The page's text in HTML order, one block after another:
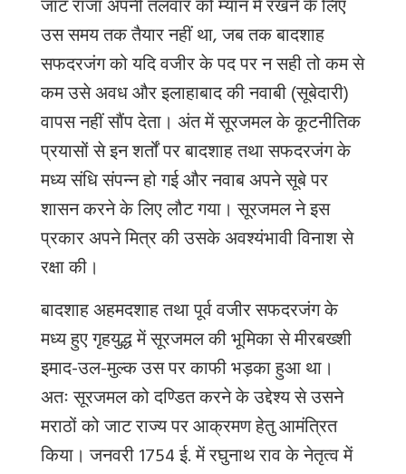
जाट राजा अपनी तलवार को म्यान में रखने के लिए
उस समय तक तैयार नहीं था, जब तक बादशाह
सफदरजंग को यदि वजीर के पद पर न सही तो कम से
कम उसे अवध और इलाहाबाद की नवाबी (सूबेदारी)
वापस नहीं सौंप देता। अंत में सूरजमल के कूटनीतिक
प्रयासों से इन शर्तों पर बादशाह तथा सफदरजंग के
मध्य संधि संपन्न हो गई और नवाब अपने सूबे पर
शासन करने के लिए लौट गया। सूरजमल ने इस
प्रकार अपने मित्र की उसके अवश्यंभावी विनाश से
रक्षा की।
बादशाह अहमदशाह तथा पूर्व वजीर सफदरजंग के
मध्य हुए गृहयुद्ध में सूरजमल की भूमिका से मीरबख्शी
इमाद-उल-मुल्क उस पर काफी भड़का हुआ था।
अतः सूरजमल को दण्डित करने के उद्देश्य से उसने
मराठों को जाट राज्य पर आक्रमण हेतु आमंत्रित
किया। जनवरी 1754 ई. में रघुनाथ राव के नेतृत्व में